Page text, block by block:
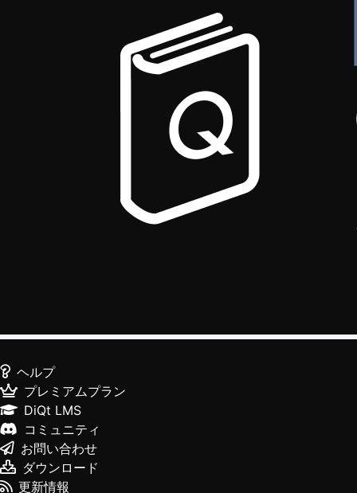
ヘルプ
プレミアムプラン
DiQt LMS
コミュニティ
お問い合わせ
ダウンロード
更新情報